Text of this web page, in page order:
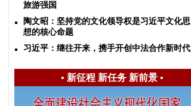
旅游强国
陶文昭：坚持党的文化领导权是习近平文化思
想的核心命题
习近平：继往开来，携手开创中法合作新时代
• 新征程 新任务 新前景•